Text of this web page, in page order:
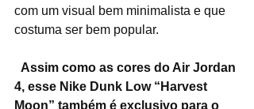
com um visual bem minimalista e que
costuma ser bem popular.
4, esse Nike Dunk Low “Harvest
Moon” também é exclusivo para o